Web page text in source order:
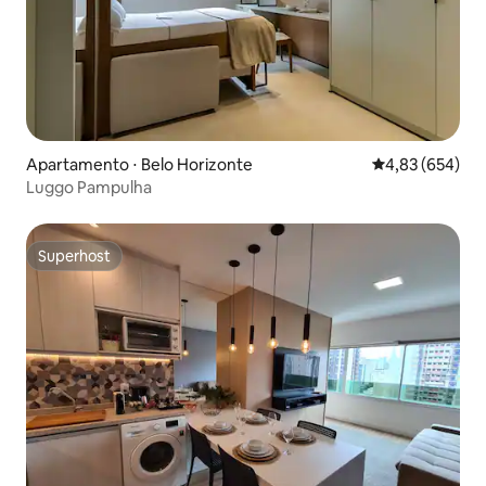
Apartamento ⋅ Belo Horizonte 4,83 de uma
4,83 (654)
Luggo Pampulha
Superhost
Superhost